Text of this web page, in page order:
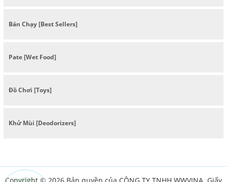
Bán Chạy [Best Sellers]
Pate [Wet Food]
Đồ Chơi [Toys]
Khử Mùi [Deodorizers]